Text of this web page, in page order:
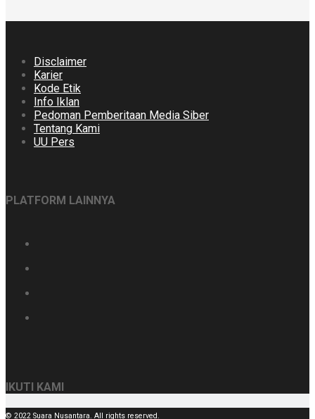
Disclaimer
Karier
Kode Etik
Info Iklan
Pedoman Pemberitaan Media Siber
Tentang Kami
UU Pers
PLATFORM LAINNYA
IKUTI KAMI
© 2022 Suara Nusantara. All rights reserved.